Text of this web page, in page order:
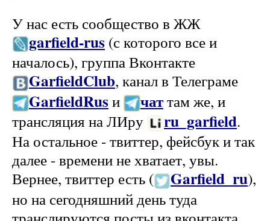
У нас есть сообщество в ЖЖ
garfield-rus (с которого все и
началось), группа Вконтакте
GarfieldClub, канал в Телеграме
GarfieldRus и чаттам же, и
трансляция на ЛИру
ru_garfield.
На остальное - твиттер, фейсбук и так
далее - времени не хватает, увы.
Вернее, твиттер есть (
Garfield_ru),
но на сегодняшний день туда